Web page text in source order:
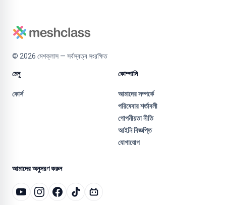
© 2026 মেশক্লাস — সর্বস্বত্ব সংরক্ষিত
মেনু
কোর্স
কোম্পানি
আমাদের সম্পর্কে
পরিষেবার শর্তাবলী
গোপনীয়তা নীতি
আইনি বিজ্ঞপ্তি
যোগাযোগ
আমাদের অনুসরণ করুন